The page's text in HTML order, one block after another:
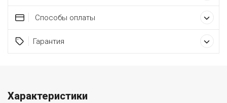
Способы оплаты
Гарантия
Характеристики